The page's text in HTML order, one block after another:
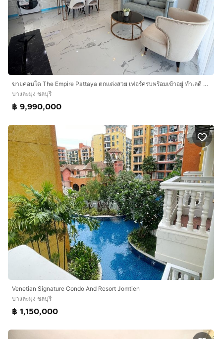
ขายคอนโด The Empire Pattaya ตกแต่งสวย เฟอร์ครบพร้อมเข้าอยู่ ทำเลดี ใกล้หาดจอมเทียน พัทยา เพียง 5 นาที
บางละมุง ชลบุรี
฿ 9,990,000
Venetian​ Signature​ ​Condo​ And​ Resort​ Jomtien
บางละมุง ชลบุรี
฿ 1,150,000